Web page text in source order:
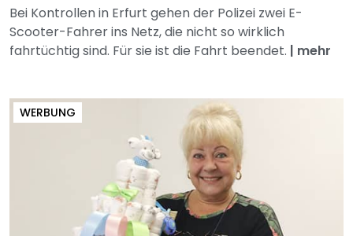
Bei Kontrollen in Erfurt gehen der Polizei zwei E-
Scooter-Fahrer ins Netz, die nicht so wirklich
fahrtüchtig sind. Für sie ist die Fahrt beendet. | mehr
WERBUNG